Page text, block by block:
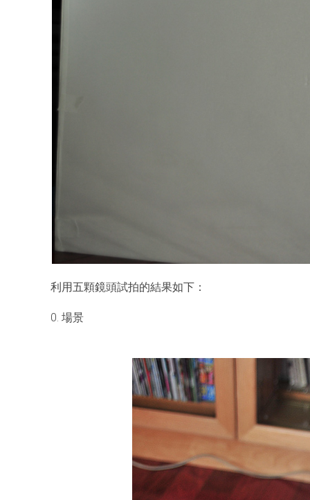
利用五顆鏡頭試拍的結果如下：
0. 場景